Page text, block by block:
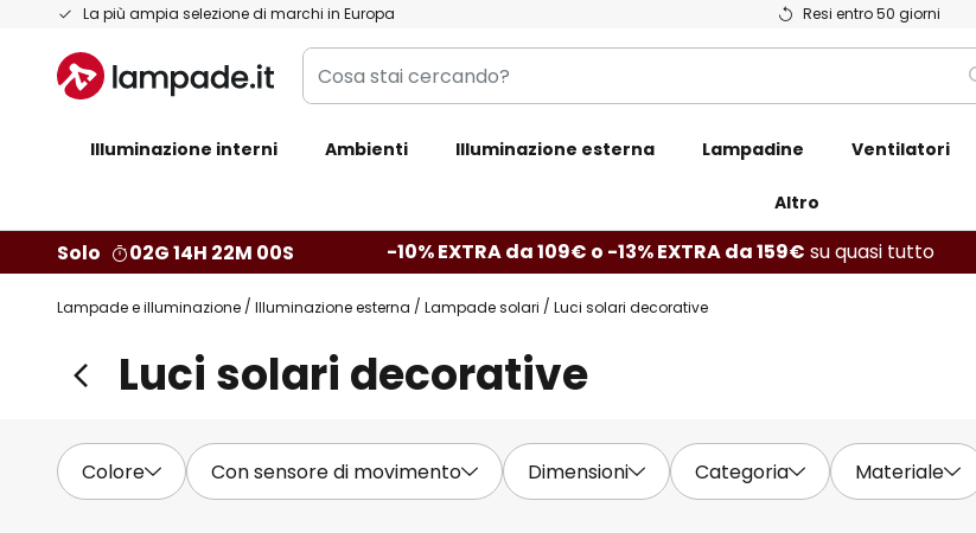
La più ampia selezione di marchi in Europa Resi entro 50 giorni
Salta
contenuto
Cosa
stai
Illuminazione interni Ambienti Illuminazione esterna Lampadine Ventilatori
Altro
Solo 02G 14H 21M 58S -10% EXTRA da 109€ o -13% EXTRA da 159€ su quasi tutto
Lampade e illuminazione Illuminazione esterna Lampade solari Luci solari decorative
Luci solari decorative
Colore Con sensore di movimento Dimensioni Categoria Materiale